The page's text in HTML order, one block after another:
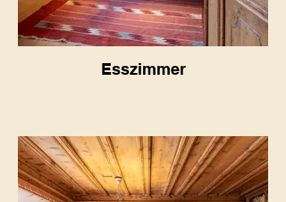
Esszimmer